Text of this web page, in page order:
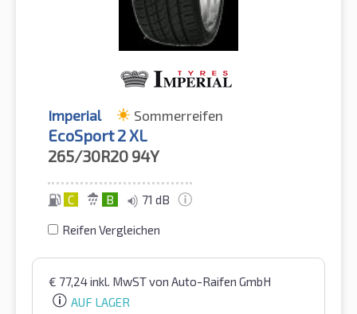
Imperial Sommerreifen
EcoSport 2 XL
265/30R20 94Y
C B 71 dB
Reifen Vergleichen
€ 77,24inkl. MwSTvon Auto-Raifen GmbH
AUF LAGER